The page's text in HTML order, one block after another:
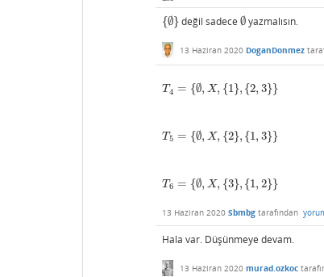
{∅}
{∅} değil sadece ∅
∅yazmalısın.
13 Haziran 2020 DoganDonmez
T4 = {∅, X, {1}, {2, 3}}
T4 ={∅,X,{ 1},{2 ,3}}
T5 = {∅, X, {2}, {1, 3}}
T5 ={∅,X,{ 2},{1 ,3}}
T6 = {∅, X, {3}, {1, 2}}
T6 ={∅,X,{ 3},{1 ,2}}
13 Haziran 2020 Sbmbg tarafından
Hala var. Düşünmeye devam.
13 Haziran 2020 murad.ozkoc